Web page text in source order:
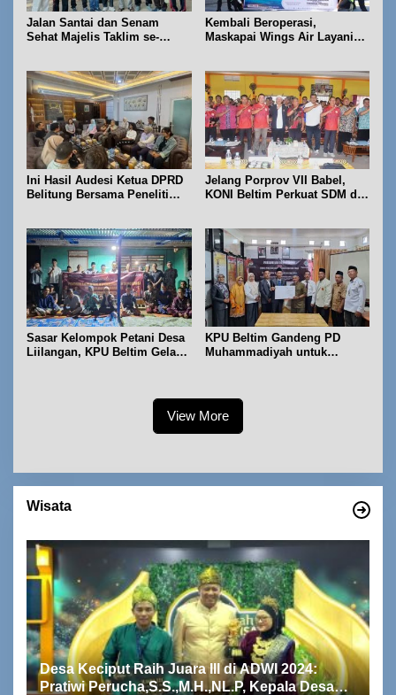
Jalan Santai dan Senam
Sehat Majelis Taklim se-
Kembali Beroperasi,
Maskapai Wings Air Layani
Ini Hasil Audesi Ketua DPRD
Belitung Bersama Peneliti
Jelang Porprov VII Babel,
KONI Beltim Perkuat SDM di
Sasar Kelompok Petani Desa
Liilangan, KPU Beltim Gelar
KPU Beltim Gandeng PD
Muhammadiyah untuk
View More
Wisata
Empat Warisan Budaya Tak Benda dari
Provinsi Babel Terima Sertifikat dan